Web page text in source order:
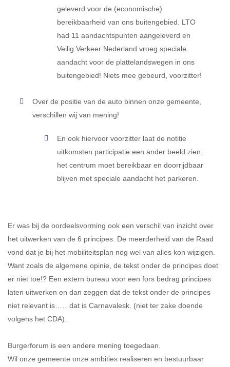
geleverd voor de (economische)
bereikbaarheid van ons buitengebied. LTO
had 11 aandachtspunten aangeleverd en
Veilig Verkeer Nederland vroeg speciale
aandacht voor de plattelandswegen in ons
buitengebied! Niets mee gebeurd, voorzitter!
Over de positie van de auto binnen onze gemeente,
verschillen wij van mening!
En ook hiervoor voorzitter laat de notitie
uitkomsten participatie een ander beeld zien;
het centrum moet bereikbaar en doorrijdbaar
blijven met speciale aandacht het parkeren.
Er was bij de oordeelsvorming ook een verschil van inzicht over
het uitwerken van de 6 principes. De meerderheid van de Raad
vond dat je bij het mobiliteitsplan nog wel van alles kon wijzigen.
Want zoals de algemene opinie, de tekst onder de principes doet
er niet toe!? Een extern bureau voor een fors bedrag principes
laten uitwerken en dan zeggen dat de tekst onder de principes
niet relevant is……dat is Carnavalesk. (niet ter zake doende
volgens het CDA).
Burgerforum is een andere mening toegedaan.
Wil onze gemeente onze ambities realiseren en bestuurbaar